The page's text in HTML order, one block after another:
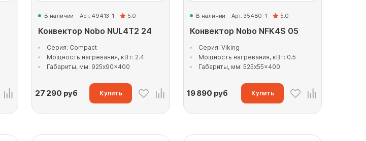
В наличии Арт. 49413-1 5.0
Конвектор Nobo NUL4T2 24
Серия: Compact
Мощность нагревания, кВт: 2.4
Габариты, мм: 925x90x400
27 290 руб Купить
В наличии Арт. 35480-1 5.0
Конвектор Nobo NFK4S 05
Серия: Viking
Мощность нагревания, кВт: 0.5
Габариты, мм: 525x55x400
19 890 руб Купить